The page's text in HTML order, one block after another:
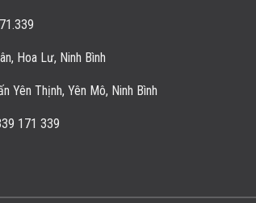
Hoa Lư, Ninh Bình
Yên Thịnh, Yên Mô, Ninh Bình
171 339
kĩ thuật về độ tinh sảo, sắc nét, chất lượng rất
cơ sở, chúc cơ sở ngày càng phát triển.
Dương Tiến Thành /Thanh Hóa